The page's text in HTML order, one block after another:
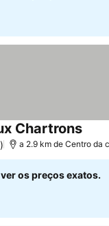
Chartrons
a 2.9 km de Centro da
os preços exatos.